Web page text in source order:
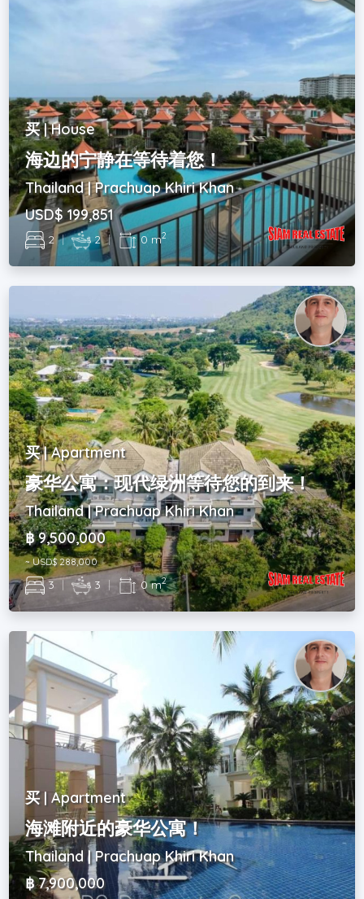
买 | House
海边的宁静在等待着您！
Thailand | Prachuap Khiri Khan
USD$ 199,851
2 | 2 | 0 m2
买 | Apartment
豪华公寓：现代绿洲等待您的到来！
Thailand | Prachuap Khiri Khan
฿ 9,500,000
~ USD$ 288,000
3 | 3 | 0 m2
买 | Apartment
海滩附近的豪华公寓！
Thailand | Prachuap Khiri Khan
฿ 7,900,000